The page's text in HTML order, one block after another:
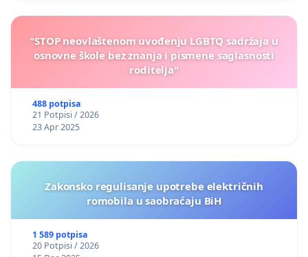
"STOP neovlaštenom uvođenju LGBTQ sadržaja u
osnovne škole bez znanja i pismene saglasnosti
roditelja"
488 potpisa
21 Potpisi / 2026
23 Apr 2025
Zakonsko regulisanje upotrebe električnih
romobila u saobraćaju BiH
1 589 potpisa
20 Potpisi / 2026